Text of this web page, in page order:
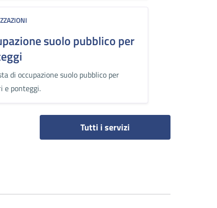
suolo pubblico per
di occupazione suolo pubblico per
e ponteggi.
Tutti i servizi